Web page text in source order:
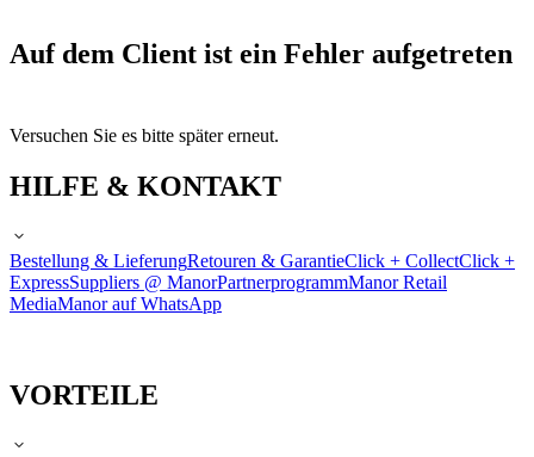
Auf dem Client ist ein Fehler aufgetreten
Versuchen Sie es bitte später erneut.
HILFE & KONTAKT
Bestellung & LieferungRetouren & GarantieClick + CollectClick +
ExpressSuppliers @ ManorPartnerprogrammManor Retail
MediaManor auf WhatsApp
VORTEILE